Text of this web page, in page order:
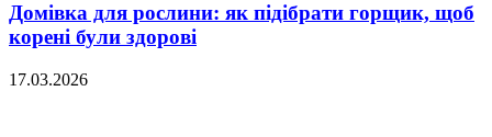
Домівка для рослини: як підібрати горщик, щоб
корені були здорові
17.03.2026